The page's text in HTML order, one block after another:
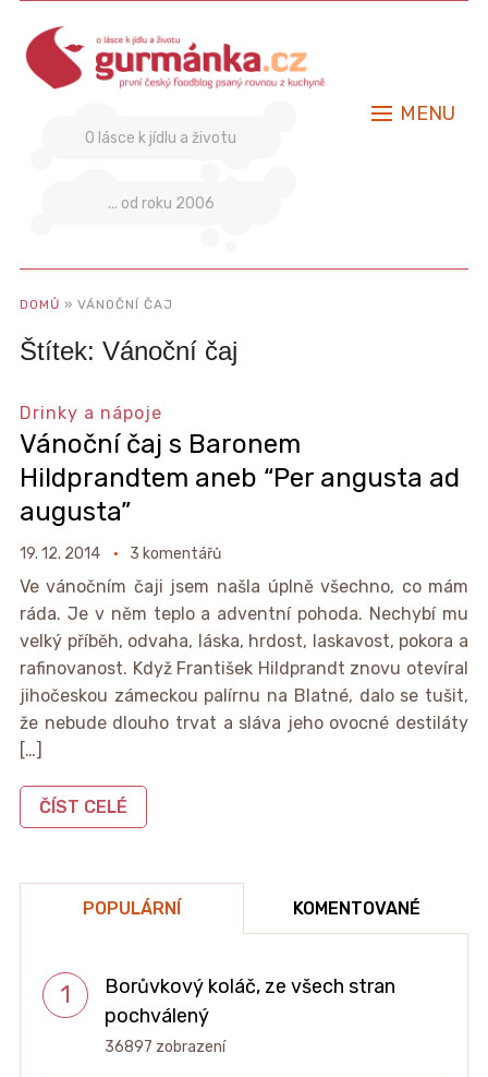
O lásce k jídlu a životu
... od roku 2006
MENU
DOMŮ » VÁNOČNÍ ČAJ
Štítek: Vánoční čaj
Drinky a nápoje
Vánoční čaj s Baronem
Hildprandtem aneb “Per angusta ad
augusta”
19. 12. 2014 3 komentářů
Ve vánočním čaji jsem našla úplně všechno, co mám
ráda. Je v něm teplo a adventní pohoda. Nechybí mu
velký příběh, odvaha, láska, hrdost, laskavost, pokora a
rafinovanost. Když František Hildprandt znovu otevíral
jihočeskou zámeckou palírnu na Blatné, dalo se tušit,
že nebude dlouho trvat a sláva jeho ovocné destiláty
[…]
ČÍST CELÉ
POPULÁRNÍ KOMENTOVANÉ
Borůvkový koláč, ze všech stran
pochválený
36897 zobrazení